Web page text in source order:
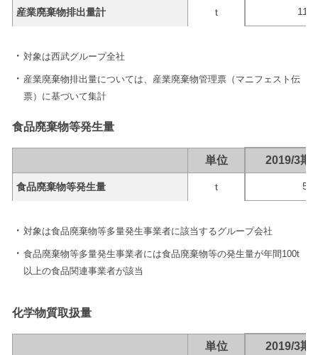
産業廃棄物排出量計 t
対象は西武グループ全社
産業廃棄物排出量については、産業廃棄物管理票（マニフェスト伝
票）に基づいて集計
食品廃棄物等発生量
単位 2019/3期
食品廃棄物等発生量 t
対象は食品廃棄物等多量発生事業者に該当するグループ会社
食品廃棄物等多量発生事業者には食品廃棄物等の発生量が年間100t
以上の食品関連事業者が該当
化学物質取扱量
単位 2019/3期